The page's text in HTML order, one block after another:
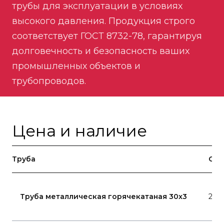
трубы для эксплуатации в условиях
высокого давления. Продукция строго
соответствует ГОСТ 8732-78, гарантируя
долговечность и безопасность ваших
промышленных объектов и
трубопроводов.
Цена и наличие
Труба
Труба металлическая горячекатаная 30x3 20